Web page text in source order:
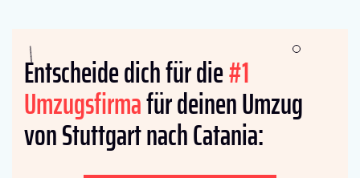
Entscheide dich für die#1
Umzugsfirmafür deinen Umzug
von Stuttgart nach Catania: